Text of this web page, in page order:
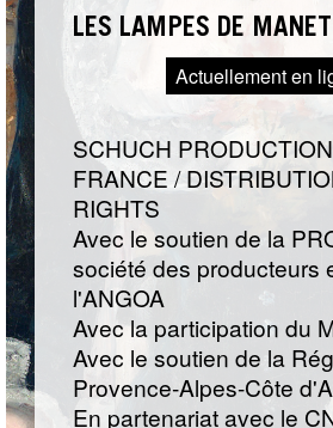
LES LAMPES DE MANET
Actuellement en
SCHUCH
FRANCE /
RIGHTS
Avec le soutien de la
société des producteurs
l'ANGOA
Avec la participation du
Avec le soutien de la
Provence-Alpes-Côte
En partenariat avec le